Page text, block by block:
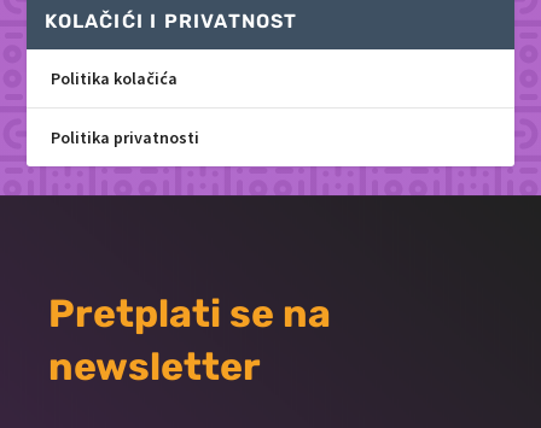
KOLAČIĆI I PRIVATNOST
Politika kolačića
Politika privatnosti
Pretplati se na
newsletter